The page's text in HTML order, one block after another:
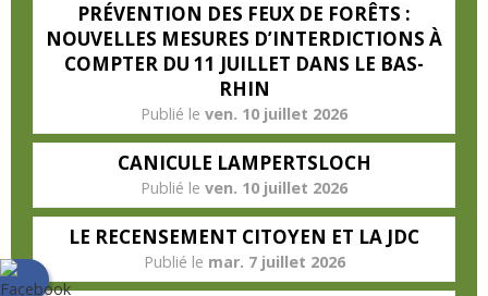
PRÉVENTION DES FEUX DE FORÊTS :
NOUVELLES MESURES D’INTERDICTIONS À
COMPTER DU 11 JUILLET DANS LE BAS-
RHIN
ven. 10 juillet 2026
CANICULE LAMPERTSLOCH
ven. 10 juillet 2026
LE RECENSEMENT CITOYEN ET LA JDC
mar. 7 juillet 2026